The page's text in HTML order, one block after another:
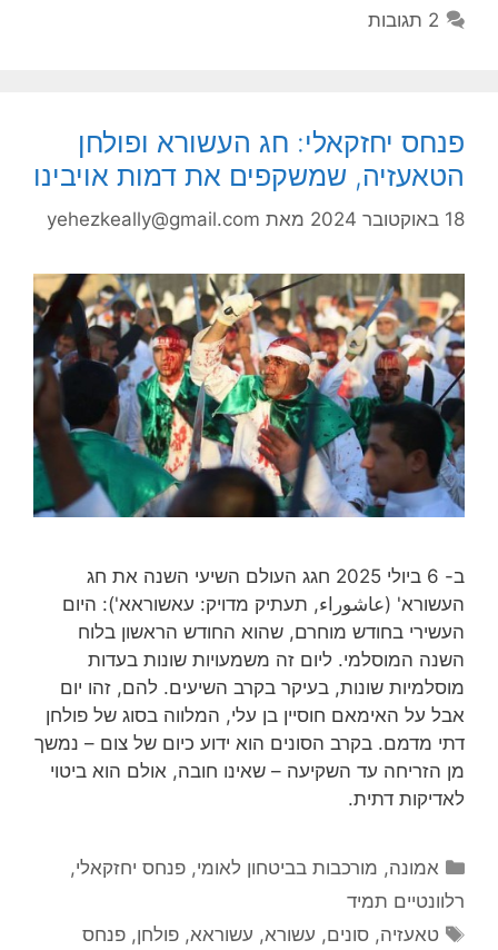
2 תגובות
פנחס יחזקאלי: חג העשורא ופולחן
הטאעזיה, שמשקפים את דמות אויבינו
18 באוקטובר 2024 מאת yehezkeally@gmail.com
ב- 6 ביולי 2025 חגג העולם השיעי השנה את חג
העשורא' (عاشوراء, תעתיק מדויק: עאשוראא'): היום
העשירי בחודש מוחרם, שהוא החודש הראשון בלוח
השנה המוסלמי. ליום זה משמעויות שונות בעדות
מוסלמיות שונות, בעיקר בקרב השיעים. להם, זהו יום
אבל על האימאם חוסיין בן עלי, המלווה בסוג של פולחן
דתי מדמם. בקרב הסונים הוא ידוע כיום של צום – נמשך
מן הזריחה עד השקיעה – שאינו חובה, אולם הוא ביטוי
לאדיקות דתית.
קטגוריות
אמונה, מורכבות בביטחון לאומי,פנחס יחזקאלי,
רלוונטיים תמיד
תגיות
טאעזיה,סונים, עשורא, עשוראא,פולחן,פנחס